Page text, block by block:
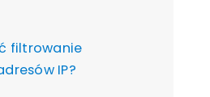
filtrowanie
IP?